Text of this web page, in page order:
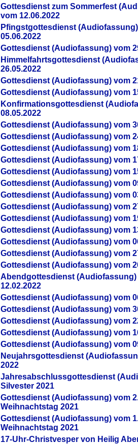
Gottesdienst zum Sommerfest
vom 12.06.2022
Pfingstgottesdienst
05.06.2022
Gottesdienst (Audiofassung) vom
Himmelfahrtsgottesdienst
26.05.2022
Gottesdienst (Audiofassung) vom
Gottesdienst (Audiofassung) vom
Konfirmationsgottesdienst
08.05.2022
Gottesdienst (Audiofassung) vom
Gottesdienst (Audiofassung) vom
Gottesdienst (Audiofassung) vom
Gottesdienst (Audiofassung) vom
Gottesdienst (Audiofassung) vom
Gottesdienst (Audiofassung) vom
Gottesdienst (Audiofassung) vom
Gottesdienst (Audiofassung) vom
Gottesdienst (Audiofassung) vom
Gottesdienst (Audiofassung) vom
Gottesdienst (Audiofassung) vom
Gottesdienst (Audiofassung) vom
Gottesdienst (Audiofassung) vom
Abendgottesdienst (Audiofassung)
12.02.2022
Gottesdienst (Audiofassung) vom
Gottesdienst (Audiofassung) vom
Gottesdienst (Audiofassung) vom
Gottesdienst (Audiofassung) vom
Gottesdienst (Audiofassung) vom
Neujahrsgottesdienst
2022
Jahresabschlussgottesdienst
Silvester 2021
Gottesdienst (Audiofassung) vom
Weihnachtstag 2021
Gottesdienst (Audiofassung) vom
Weihnachtstag 2021
17-Uhr-Christvesper von Heilig